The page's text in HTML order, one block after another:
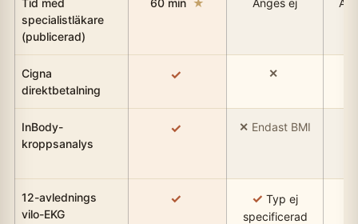
specialistläkare
(publicerad)
Cigna
direktbetalning
InBody-
kroppsanalys
Endast BMI
12-avlednings
vilo-EKG
Typ ej
specificerad